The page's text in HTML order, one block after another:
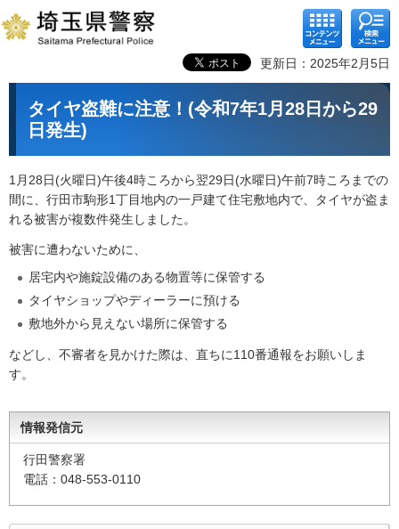
コンテ
ンツメ
ニュー
検索メ
ニュー
更新日：2025年2月5日
タイヤ盗難に注意！(令和7年1月28日から29
日発生)
1月28日(火曜日)午後4時ころから翌29日(水曜日)午前7時ころまでの
間に、行田市駒形1丁目地内の一戸建て住宅敷地内で、タイヤが盗ま
れる被害が複数件発生しました。
被害に遭わないために、
居宅内や施錠設備のある物置等に保管する
タイヤショップやディーラーに預ける
敷地外から見えない場所に保管する
などし、不審者を見かけた際は、直ちに110番通報をお願いしま
す。
情報発信元
行田警察署
電話：048-553-0110